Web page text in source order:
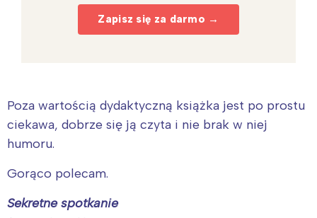
Zapisz się za darmo →
Poza wartością dydaktyczną książka jest po prostu
ciekawa, dobrze się ją czyta i nie brak w niej
humoru.
Gorąco polecam.
Sekretne spotkanie